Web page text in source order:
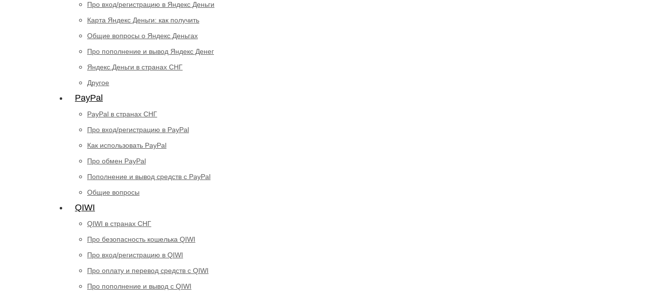
Про вход/регистрацию в Яндекс Деньги
Карта Яндекс Деньги: как получить
Общие вопросы о Яндекс Деньгах
Про пополнение и вывод Яндекс Денег
Яндекс.Деньги в странах СНГ
Другое
PayPal
PayPal в странах СНГ
Про вход/регистрацию в PayPal
Как использовать PayPal
Про обмен PayPal
Пополнение и вывод средств с PayPal
Общие вопросы
QIWI
QIWI в странах СНГ
Про безопасность кошелька QIWI
Про вход/регистрацию в QIWI
Про оплату и перевод средств c QIWI
Про пополнение и вывод с QIWI